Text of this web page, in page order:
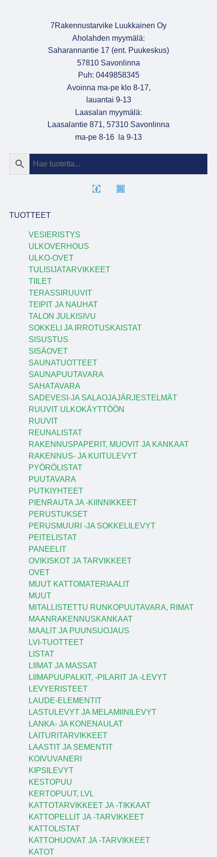
7Rakennustarvike Luukkainen Oy
Aholahden myymälä:
Saharannantie 17 (ent. Puukeskus)
57810 Savonlinna
Puh: 0449858345
Avoinna ma-pe klo 8-17,
lauantai 9-13
Laasalan myymälä:
Laasalantie 871, 57310 Savonlinna
ma-pe 8-16 la 9-13
TUOTTEET
VESIERISTYS
ULKOVERHOUS
ULKO-OVET
TULISIJATARVIKKEET
TIILET
TERASSIRUUVIT
TEIPIT JA NAUHAT
TALON JULKISIVU
SOKKELI JA IRROTUSKAISTAT
SISUSTUS
SISÄOVET
SAUNATUOTTEET
SAUNAPUUTAVARA
SAHATAVARA
SADEVESI-JA SALAOJAJÄRJESTELMÄT
RUUVIT ULKOKÄYTTÖÖN
RUUVIT
REUNALISTAT
RAKENNUSPAPERIT, MUOVIT JA KANKAAT
RAKENNUS- JA KUITULEVYT
PYÖRÖLISTAT
PUUTAVARA
PUTKIYHTEET
PIENRAUTA JA -KIINNIKKEET
PERUSTUKSET
PERUSMUURI -JA SOKKELILEVYT
PEITELISTAT
PANEELIT
OVIKISKOT JA TARVIKKEET
OVET
MUUT KATTOMATERIAALIT
MUUT
MITALLISTETTU RUNKOPUUTAVARA, RIMAT
MAANRAKENNUSKANKAAT
MAALIT JA PUUNSUOJAUS
LVI-TUOTTEET
LISTAT
LIIMAT JA MASSAT
LIIMAPUUPALKIT, -PILARIT JA -LEVYT
LEVYERISTEET
LAUDE-ELEMENTIT
LASTULEVYT JA MELAMIINILEVYT
LANKA- JA KONENAULAT
LAITURITARVIKKEET
LAASTIT JA SEMENTIT
KOIVUVANERI
KIPSILEVYT
KESTOPUU
KERTOPUUT, LVL
KATTOTARVIKKEET JA -TIKKAAT
KATTOPELLIT JA -TARVIKKEET
KATTOLISTAT
KATTOHUOVAT JA -TARVIKKEET
KATOT